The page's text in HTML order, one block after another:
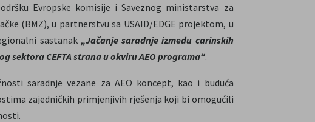
Evropske komisije i Saveznog ministarstva za
(BMZ), u partnerstvu sa USAID/EDGE projektom, u
sastanak „Jačanje saradnje između carinskih
CEFTA strana u okviru AEO programa“.
saradnje vezane za AEO koncept, kao i buduća
zajedničkih primjenjivih rješenja koji bi omogućili